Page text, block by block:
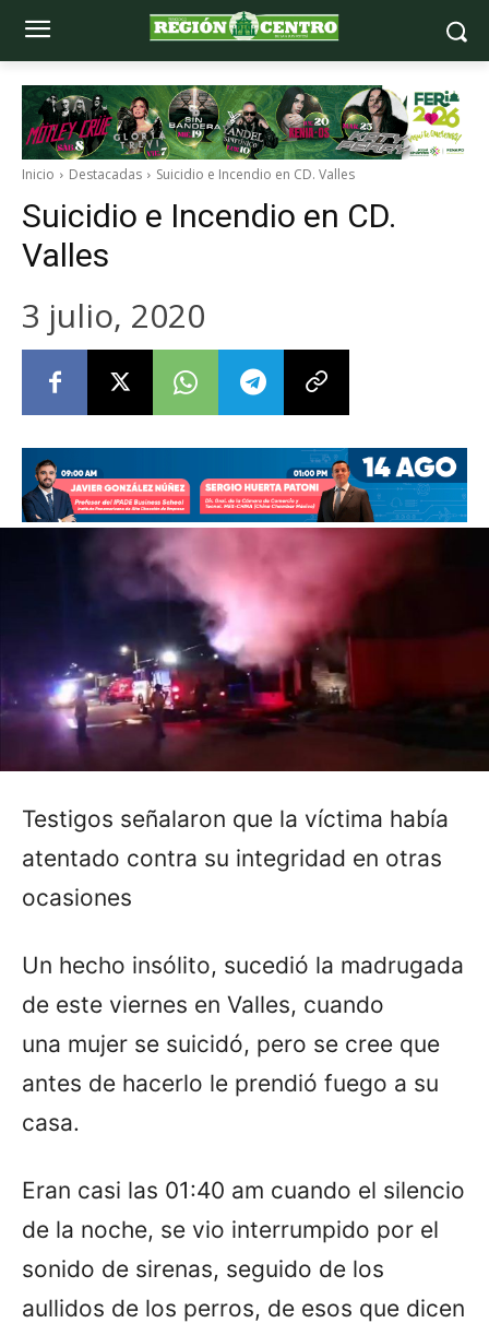
Inicio Destacadas Suicidio e Incendio en CD. Valles
Suicidio e Incendio en CD.
Valles
3 julio, 2020
Testigos señalaron que la víctima había
atentado contra su integridad en otras
ocasiones
Un hecho insólito, sucedió la madrugada
de este viernes en Valles, cuando
una mujer se suicidó, pero se cree que
antes de hacerlo le prendió fuego a su
casa.
Eran casi las 01:40 am cuando el silencio
de la noche, se vio interrumpido por el
sonido de sirenas, seguido de los
aullidos de los perros, de esos que dicen